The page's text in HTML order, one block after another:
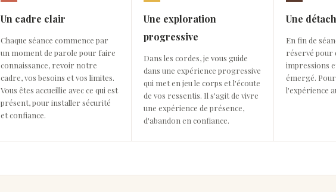
Un cadre clair
Chaque séance commence par
un moment de parole pour faire
connaissance, revoir notre
cadre, vos besoins et vos limites.
Vous êtes accueillie avec ce qui est
présent, pour installer sécurité
et confiance.
Une exploration
progressive
Dans les cordes, je vous guide
dans une expérience progressive
qui met en jeu le corps et l'écoute
de vos ressentis. Il s'agit de vivre
une expérience de présence,
d'abandon en confiance.
Une
En fin de
réservé pour
impressions
émergé.
l'expérience